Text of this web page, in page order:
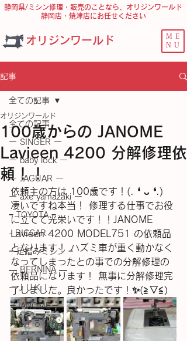
オリジンワールド
ME
NU
静岡県/ミシン修理・販売のことなら、オリジンワールド
静岡店・焼津店にお任せください
記事
全ての記事
ー SINGER ー
ー baby lock ー
ー JAGUAR ー
ー axe yamazaki ー
− TOYOTA −
- RICCAR -
− 足踏みミシン −
― BERNINA ―
ーＪＵＫＩー
－JANOME－
－ｂｒｏｔｈｅｒ－
全ての記事
100歳からの JANOME
Lavieen 4200 分解修理依
頼！！
オリジンワールド
依頼主の方は 100歳です！(⁠.⁠ ⁠❛⁠ ⁠ᴗ⁠ ⁠❛⁠.⁠)
凄いですね本当！ 修理する仕事でお役
に立てて光栄いです！！JANOME
Lavieen 4200 MODEL751 の依頼品
となります！ ハズミ車が重く動かなく
なってしまったとの事での分解修理の
依頼品になります！ 無事に分解修理完
了しました。良かったです！✨(⁠≧⁠▽⁠≦⁠)